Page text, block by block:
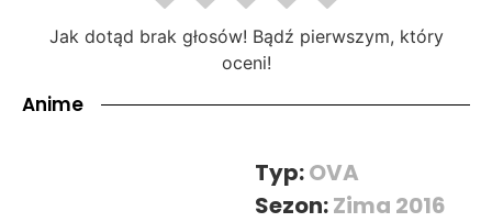
Jak dotąd brak głosów! Bądź pierwszym, który
oceni!
Anime
Typ:OVA
Sezon:Zima 2016